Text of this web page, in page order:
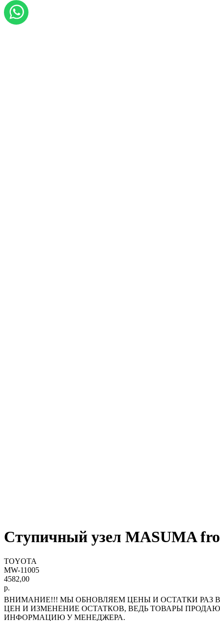
Ступичный узел MASUMA
TOYOTA
MW-11005
4582,00
р.
ВНИМАНИЕ!!! МЫ ОБНОВЛЯЕМ ЦЕНЫ И ОСТАТКИ РАЗ
ЦЕН И ИЗМЕНЕНИЕ ОСТАТКОВ, ВЕДЬ ТОВАРЫ
ИНФОРМАЦИЮ У МЕНЕДЖЕРА.